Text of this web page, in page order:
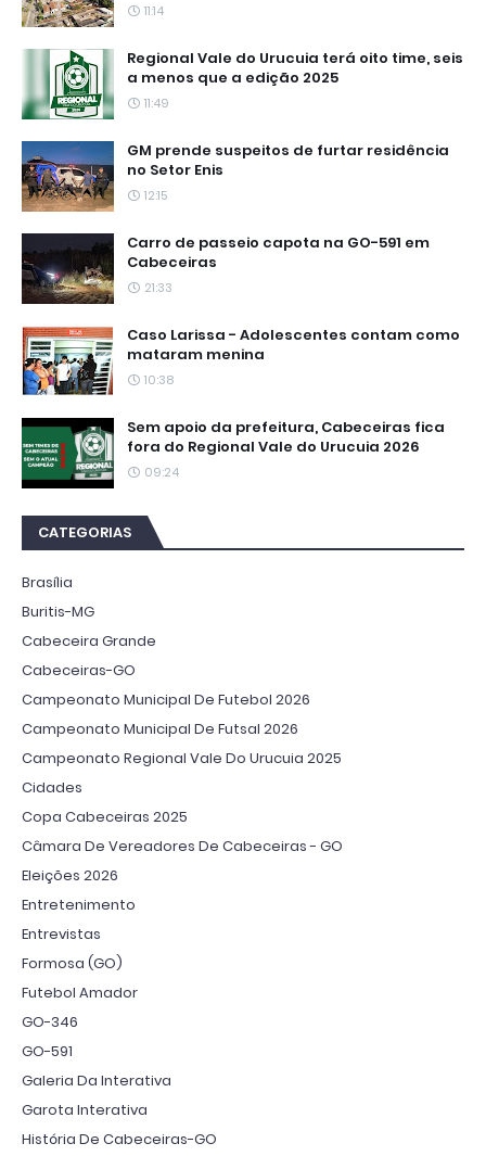
11:14
Regional Vale do Urucuia terá oito time, seis
a menos que a edição 2025
11:49
GM prende suspeitos de furtar residência
no Setor Enis
12:15
Carro de passeio capota na GO-591 em
Cabeceiras
21:33
Caso Larissa - Adolescentes contam como
mataram menina
10:38
Sem apoio da prefeitura, Cabeceiras fica
fora do Regional Vale do Urucuia 2026
09:24
CATEGORIAS
Brasília
Buritis-MG
Cabeceira Grande
Cabeceiras-GO
Campeonato Municipal De Futebol 2026
Campeonato Municipal De Futsal 2026
Campeonato Regional Vale Do Urucuia 2025
Cidades
Copa Cabeceiras 2025
Câmara De Vereadores De Cabeceiras - GO
Eleições 2026
Entretenimento
Entrevistas
Formosa (GO)
Futebol Amador
GO-346
GO-591
Galeria Da Interativa
Garota Interativa
História De Cabeceiras-GO